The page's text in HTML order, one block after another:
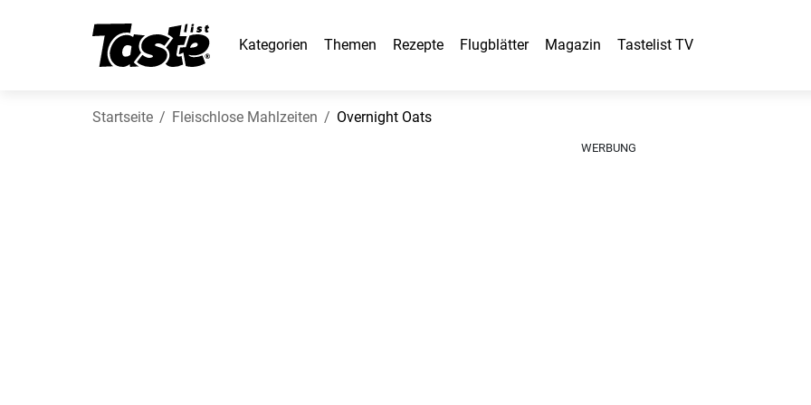
Kategorien Themen Rezepte Flugblätter Magazin Tastelist TV
Startseite Fleischlose Mahlzeiten Overnight Oats
WERBUNG